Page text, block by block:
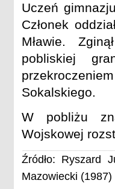
Uczeń
Członek
Mławie.
pobliskiej
Sokalskiego.
W pobliżu
Wojskowej
Źródło: Ryszard
Mazowiecki (1987)